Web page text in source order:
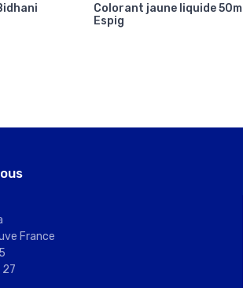
Colorant jaune liquide 50ml
Espig
France
27